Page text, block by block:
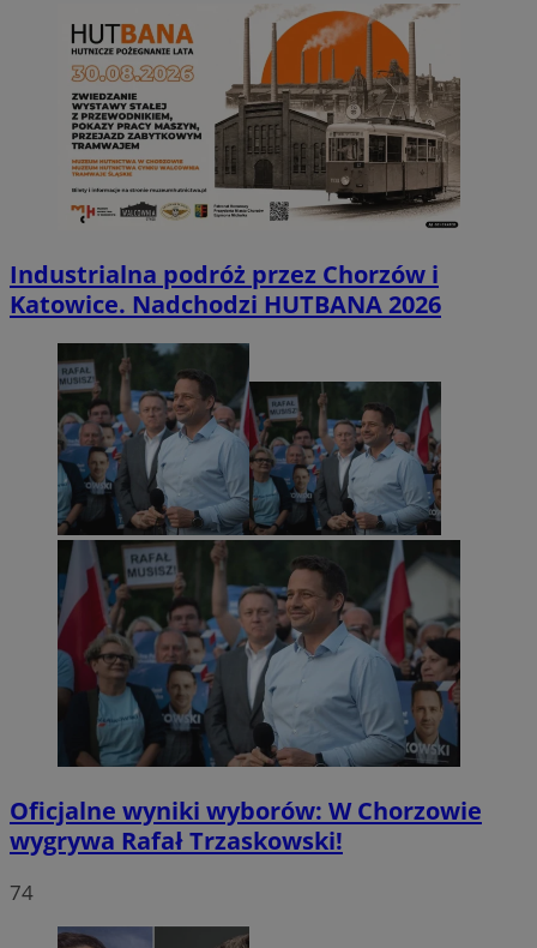
Industrialna podróż przez Chorzów i
Katowice. Nadchodzi HUTBANA 2026
Oficjalne wyniki wyborów: W Chorzowie
wygrywa Rafał Trzaskowski!
74